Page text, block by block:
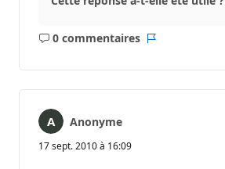
0 commentaires
Aucun
Anonyme
17 sept. 2010 à 16:09